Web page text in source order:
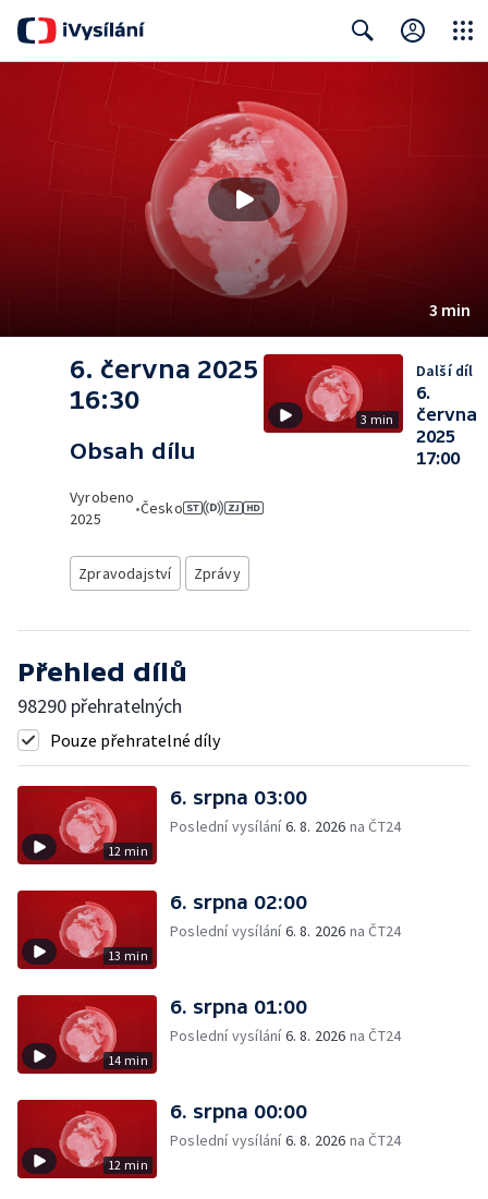
3 min
6. června 2025
16:30
Obsah dílu
Vyrobeno
2025
•Česko
Zpravodajství Zprávy
3 min
Další díl
6.
června
2025
17:00
Přehled dílů
98290 přehratelných
Pouze přehratelné díly
12 min
6. srpna 03:00
Poslední vysílání6. 8. 2026 na ČT24
13 min
6. srpna 02:00
Poslední vysílání6. 8. 2026 na ČT24
14 min
6. srpna 01:00
Poslední vysílání6. 8. 2026 na ČT24
12 min
6. srpna 00:00
Poslední vysílání6. 8. 2026 na ČT24